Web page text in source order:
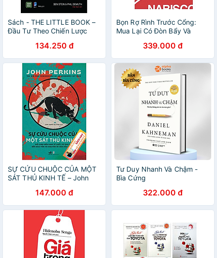
Sách - THE LITTLE BOOK –
Đầu Tư Theo Chiến Lược
134.250 đ
Bọn Rợ Rình Trước Cổng:
Mua Lại Có Đòn Bẩy Và
339.000 đ
SỰ CỨU CHUỘC CỦA MỘT
SÁT THỦ KINH TẾ – John
Minh dịch – Nhã Nam - NXB
Dân Trí (chương trình từ
25/8 tới 8/9/2025)
147.000 đ
Tư Duy Nhanh Và Chậm -
Bìa Cứng
322.000 đ